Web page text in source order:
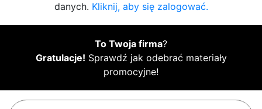
danych. Kliknij, aby się zalogować.
To Twoja firma?
Gratulacje! Sprawdź jak odebrać materiały
promocyjne!